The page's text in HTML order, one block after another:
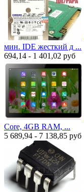
мин. IDE жесткий д ...
694,14 - 1 401,02 руб
Core, 4GB RAM, ...
5 689,94 - 7 138,85 руб